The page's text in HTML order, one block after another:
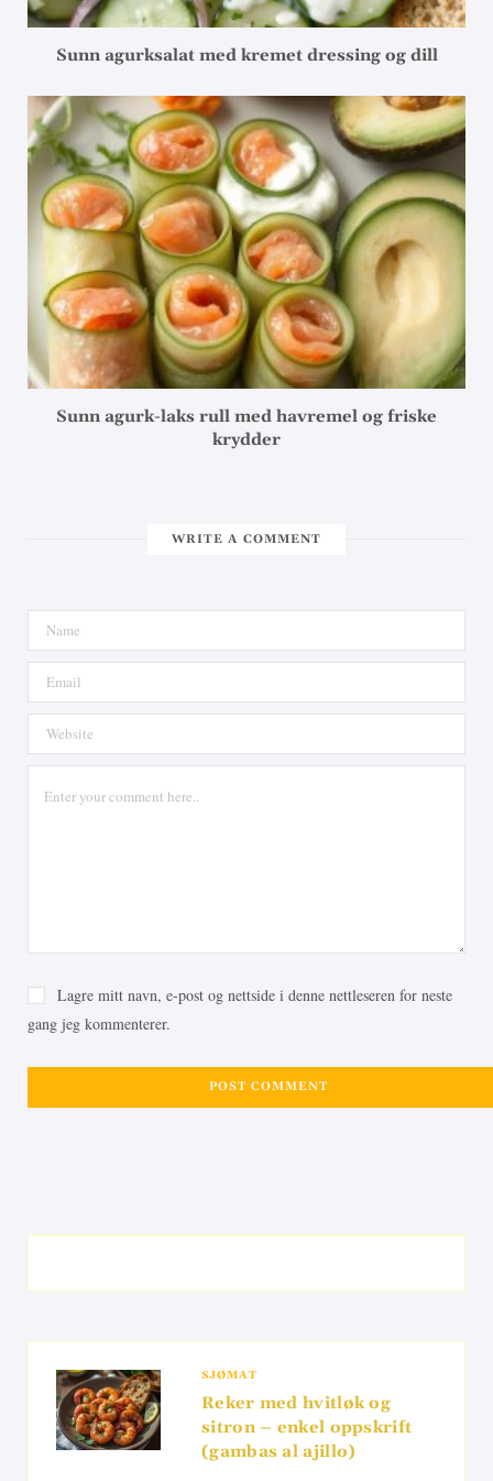
Sunn agurksalat med kremet dressing og dill
Sunn agurk-laks rull med havremel og friske
krydder
WRITE A COMMENT
Lagre mitt navn, e-post og nettside i denne nettleseren for neste
gang jeg kommenterer.
SJØMAT
Reker med hvitløk og
sitron – enkel oppskrift
(gambas al ajillo)